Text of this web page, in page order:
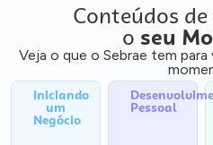
Conteúdos
o seu
Veja o que o Sebrae tem
Iniciando
um
Negócio
Pessoal